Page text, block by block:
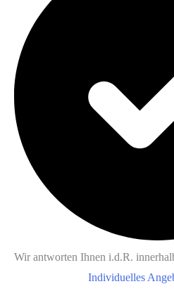
Wir antworten Ihnen i.d.R.
Individuelles